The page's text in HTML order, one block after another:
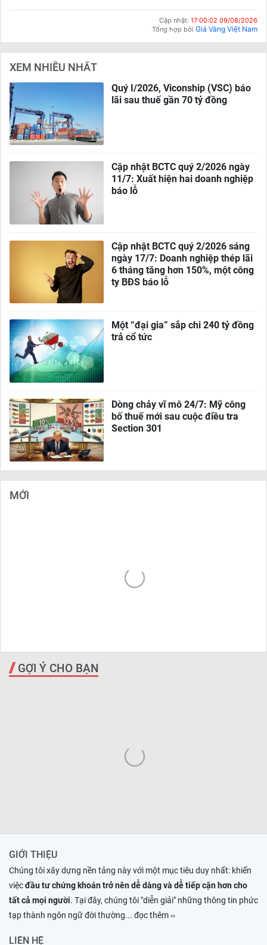
Cập nhật: 17:00:02 09/08/2026
Tổng hợp bởi Giá Vàng Việt Nam
XEM NHIỀU NHẤT
Quý I/2026, Viconship (VSC) báo
lãi sau thuế gần 70 tỷ đồng
Cập nhật BCTC quý 2/2026 ngày
11/7: Xuất hiện hai doanh nghiệp
báo lỗ
Cập nhật BCTC quý 2/2026 sáng
ngày 17/7: Doanh nghiệp thép lãi
6 tháng tăng hơn 150%, một công
ty BĐS báo lỗ
Một “đại gia” sắp chi 240 tỷ đồng
trả cổ tức
Dòng chảy vĩ mô 24/7: Mỹ công
bố thuế mới sau cuộc điều tra
Section 301
MỚI
GỢI Ý CHO BẠN
GIỚI THIỆU
Chúng tôi xây dựng nền tảng này với một mục tiêu duy nhất: khiến
việcđầu tư chứng khoán trở nên dễ dàng và dễ tiếp cận hơn cho
tất cả mọi người. Tại đây, chúng tôi "diễn giải" những thông tin phức
tạp thành ngôn ngữ đời thường... đọc thêm ››
LIÊN HỆ